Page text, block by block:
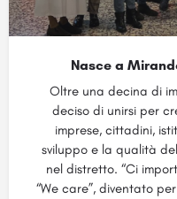
Nasce a
Oltre una decina di
deciso di unirsi per
imprese, cittadini,
sviluppo e la qualità
nel distretto. “Ci
“We care”, diventato